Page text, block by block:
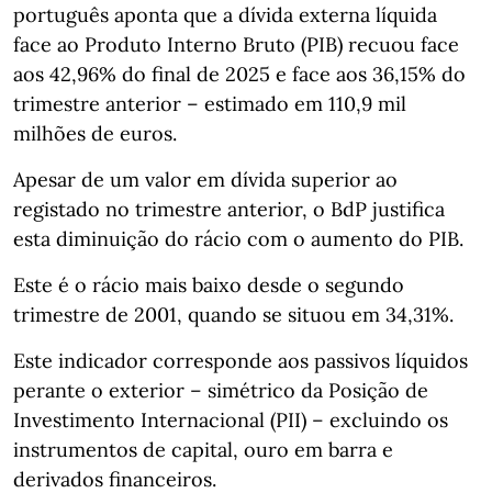
português aponta que a dívida externa líquida
face ao Produto Interno Bruto (PIB) recuou face
aos 42,96% do final de 2025 e face aos 36,15% do
trimestre anterior – estimado em 110,9 mil
milhões de euros.
Apesar de um valor em dívida superior ao
registado no trimestre anterior, o BdP justifica
esta diminuição do rácio com o aumento do PIB.
Este é o rácio mais baixo desde o segundo
trimestre de 2001, quando se situou em 34,31%.
Este indicador corresponde aos passivos líquidos
perante o exterior – simétrico da Posição de
Investimento Internacional (PII) – excluindo os
instrumentos de capital, ouro em barra e
derivados financeiros.